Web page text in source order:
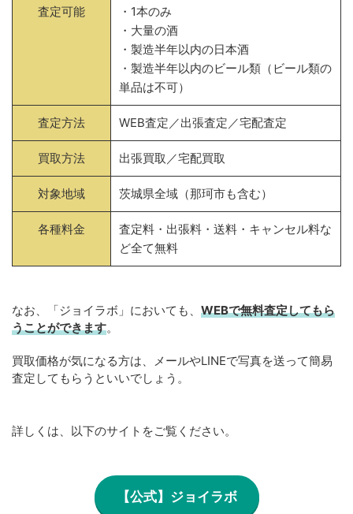
査定可能
・1本のみ
・大量の酒
・製造半年以内の日本酒
・製造半年以内のビール類（ビール類の
単品は不可）
査定方法 WEB査定／出張査定／宅配査定
買取方法 出張買取／宅配買取
対象地域 茨城県全域（那珂市も含む）
各種料金
査定料・出張料・送料・キャンセル料な
ど全て無料
なお、「ジョイラボ」においても、 WEBで無料査定してもら
うことができます。
買取価格が気になる方は、メールやLINEで写真を送って簡易
査定してもらうといいでしょう。
詳しくは、以下のサイトをご覧ください。
【公式】ジョイラボ